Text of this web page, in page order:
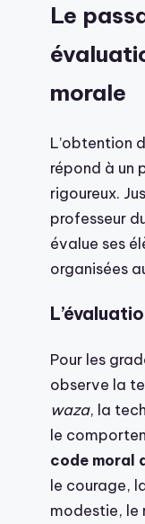
Le
morale
L’obtention
répond à un
rigoureux.
professeur
évalue ses
organisées
Pour les
observe la
waza, la
le
code moral
le courage,
modestie, le